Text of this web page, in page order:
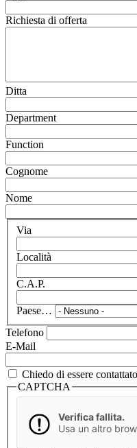
Richiesta di offerta
Ditta
Department
Function
Cognome
Nome
Via
Località
C.A.P.
Paese…
Telefono
E-Mail
Chiedo di essere
CAPTCHA
Verifica fallita.
Usa un altro